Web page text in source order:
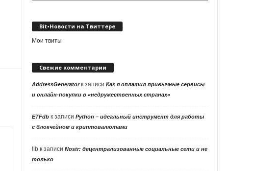
Bit•Новости на Твиттере
Мои твиты
Свежие комментарии
AddressGeneratorк записиКак я оплатил привычные сервисы
и онлайн-покупки в «недружественных странах»
ETFdb к записиPython – идеальный инструмент для работы
с блокчейном и криптовалютами
llb к записиNostr: децентрализованные социальные сети и не
только